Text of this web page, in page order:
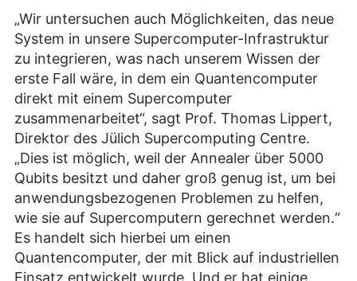
„Wir untersuchen auch Möglichkeiten, das neue
System in unsere Supercomputer-Infrastruktur
zu integrieren, was nach unserem Wissen der
erste Fall wäre, in dem ein Quantencomputer
direkt mit einem Supercomputer
zusammenarbeitet“, sagt Prof. Thomas Lippert,
Direktor des Jülich Supercomputing Centre.
„Dies ist möglich, weil der Annealer über 5000
Qubits besitzt und daher groß genug ist, um bei
anwendungsbezogenen Problemen zu helfen,
wie sie auf Supercomputern gerechnet werden.“
Es handelt sich hierbei um einen
Quantencomputer, der mit Blick auf industriellen
Einsatz entwickelt wurde. Und er hat einige